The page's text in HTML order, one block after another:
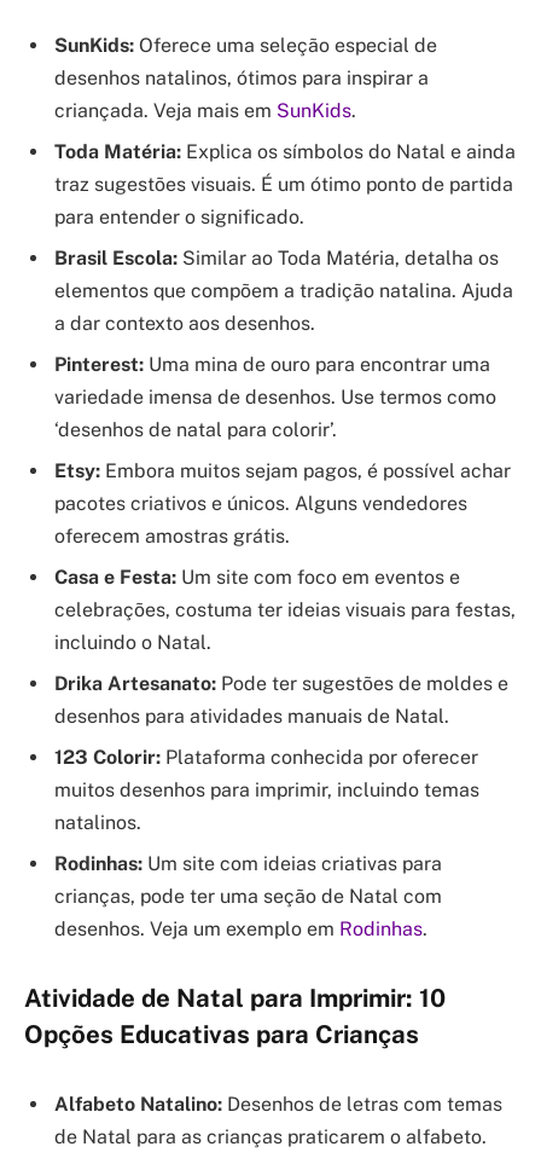
SunKids: Oferece uma seleção especial de
desenhos natalinos, ótimos para inspirar a
criançada. Veja mais em SunKids.
Toda Matéria: Explica os símbolos do Natal e ainda
traz sugestões visuais. É um ótimo ponto de partida
para entender o significado.
Brasil Escola: Similar ao Toda Matéria, detalha os
elementos que compõem a tradição natalina. Ajuda
a dar contexto aos desenhos.
Pinterest: Uma mina de ouro para encontrar uma
variedade imensa de desenhos. Use termos como
‘desenhos de natal para colorir’.
Etsy: Embora muitos sejam pagos, é possível achar
pacotes criativos e únicos. Alguns vendedores
oferecem amostras grátis.
Casa e Festa: Um site com foco em eventos e
celebrações, costuma ter ideias visuais para festas,
incluindo o Natal.
Drika Artesanato: Pode ter sugestões de moldes e
desenhos para atividades manuais de Natal.
123 Colorir: Plataforma conhecida por oferecer
muitos desenhos para imprimir, incluindo temas
natalinos.
Rodinhas: Um site com ideias criativas para
crianças, pode ter uma seção de Natal com
desenhos. Veja um exemplo em Rodinhas.
Atividade de Natal para Imprimir: 10
Opções Educativas para Crianças
Alfabeto Natalino: Desenhos de letras com temas
de Natal para as crianças praticarem o alfabeto.